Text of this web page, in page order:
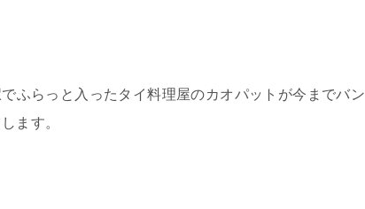
ふらっと入ったタイ料理屋のカオパットが今までバン
ます。